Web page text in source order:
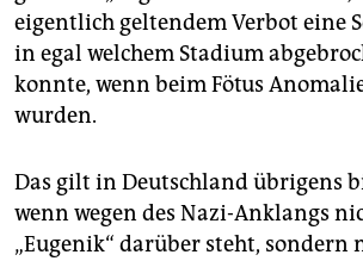
eigentlich geltendem Verbot eine
in egal welchem Stadium
konnte, wenn beim Fötus
wurden.
Das gilt in Deutschland übrigens
wenn wegen des Nazi-Anklangs
„Eugenik“ darüber steht, sondern